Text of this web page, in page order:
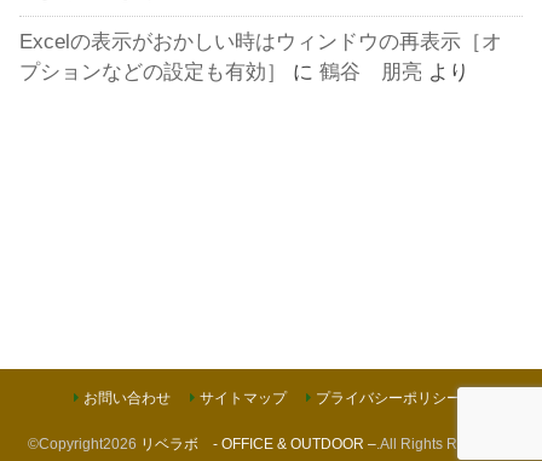
Excelの表示がおかしい時はウィンドウの再表示［オ
プションなどの設定も有効］
に鶴谷 朋亮 より
お問い合わせ サイトマップ プライバシーポリシー
©Copyright2026 リベラボ - OFFICE & OUTDOOR – .All Rights Reserved.